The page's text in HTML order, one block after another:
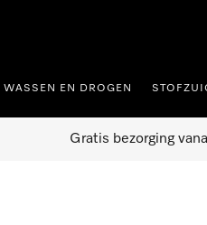
WASSEN EN DROGEN
Gratis bezorging